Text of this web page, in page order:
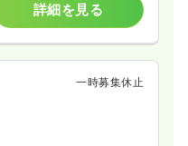
詳細を見る
一時募集休止